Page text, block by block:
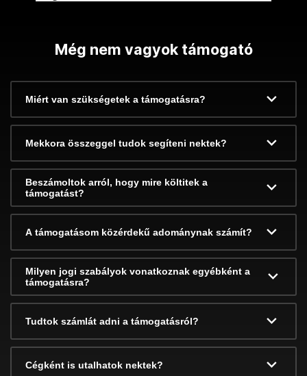
Még nem vagyok támogató
Miért van szükségetek a támogatásra?
Mekkora összeggel tudok segíteni nektek?
Beszámoltok arról, hogy mire költitek a
támogatást?
A támogatásom közérdekű adománynak számít?
Milyen jogi szabályok vonatkoznak egyébként a
támogatásra?
Tudtok számlát adni a támogatásról?
Cégként is utalhatok nektek?